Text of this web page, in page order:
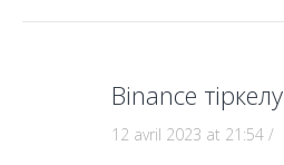
Binance тіркелу
12 avril 2023 at 21:54 /